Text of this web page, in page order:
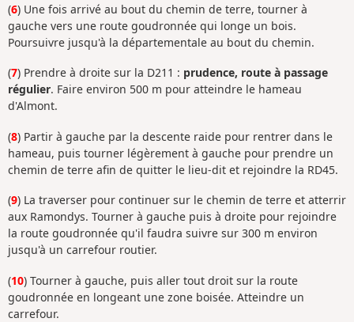
(6) Une fois arrivé au bout du chemin de terre, tourner à
gauche vers une route goudronnée qui longe un bois.
Poursuivre jusqu'à la départementale au bout du chemin.
(7) Prendre à droite sur la D211 : prudence, route à passage
régulier. Faire environ 500 m pour atteindre le hameau
d'Almont.
(8) Partir à gauche par la descente raide pour rentrer dans le
hameau, puis tourner légèrement à gauche pour prendre un
chemin de terre afin de quitter le lieu-dit et rejoindre la RD45.
(9) La traverser pour continuer sur le chemin de terre et atterrir
aux Ramondys. Tourner à gauche puis à droite pour rejoindre
la route goudronnée qu'il faudra suivre sur 300 m environ
jusqu'à un carrefour routier.
(10) Tourner à gauche, puis aller tout droit sur la route
goudronnée en longeant une zone boisée. Atteindre un
carrefour.